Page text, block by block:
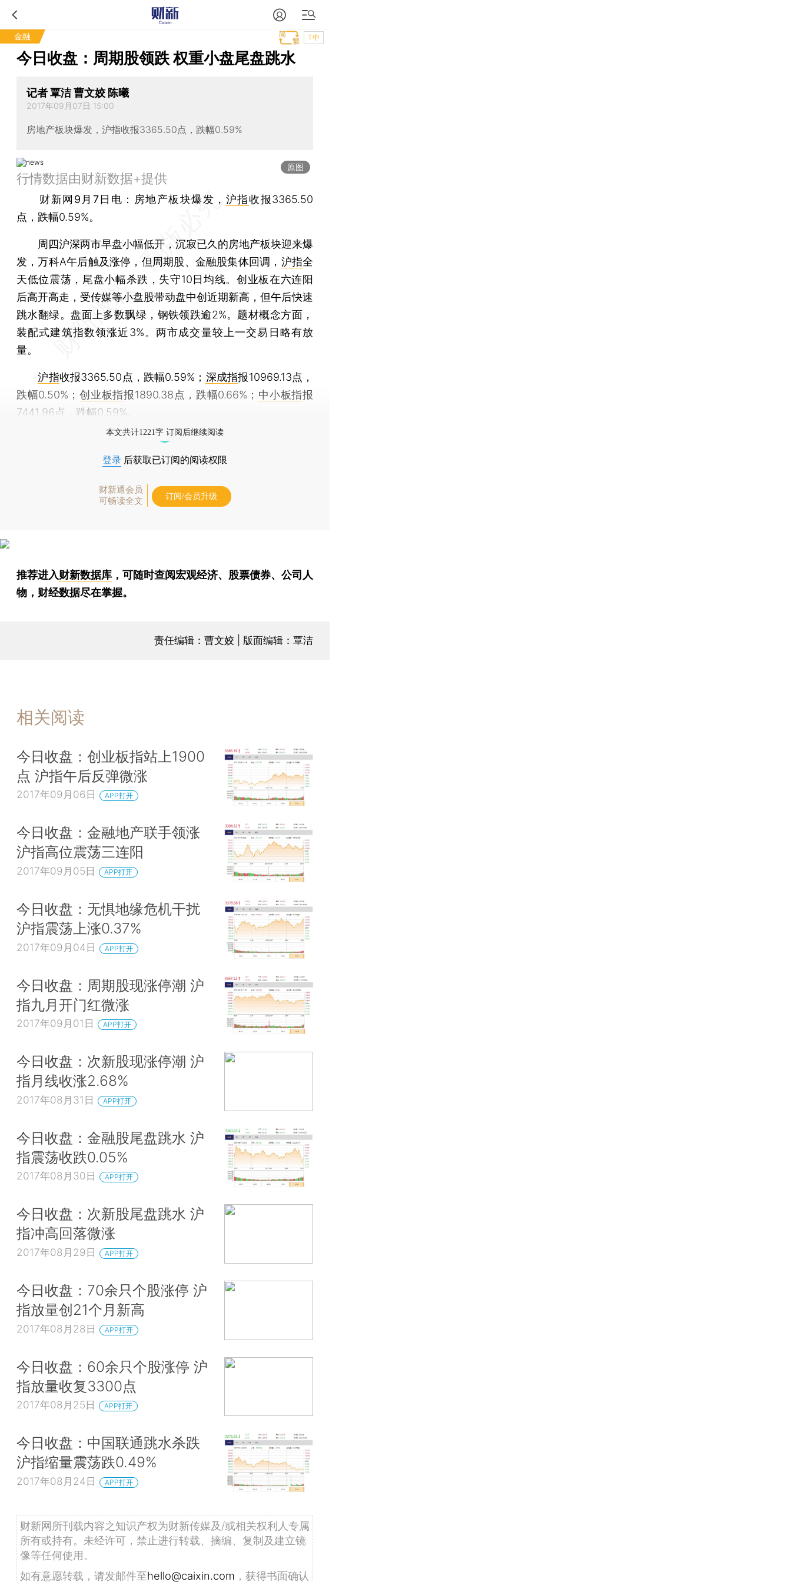
金融 T中
今日收盘：周期股领跌 权重小盘尾盘跳水
记者 覃洁 曹文姣 陈曦
2017年09月07日 15:00
房地产板块爆发，沪指收报3365.50点，跌幅0.59%
原图
行情数据由财新数据+提供
财新网9月7日电 ：房地产板块爆发， 沪指收报3365.50
点，跌幅0.59%。
周四沪深两市早盘小幅低开，沉寂已久的房地产板块迎来爆
发，万科A午后触及涨停，但周期股、金融股集体回调， 沪指全
天低位震荡，尾盘小幅杀跌，失守10日均线。创业板在六连阳
后高开高走，受传媒等小盘股带动盘中创近期新高，但午后快速
跳水翻绿。盘面上多数飘绿，钢铁领跌逾2%。题材概念方面，
装配式建筑指数领涨近3%。两市成交量较上一交易日略有放
量。
沪指收报3365.50点，跌幅0.59%； 深成指报10969.13点，
跌幅0.50%； 创业板指报1890.38点，跌幅0.66%； 中小板指报
7441.96点，跌幅0.59%。
本文共计1221字 订阅后继续阅读
登录 后获取已订阅的阅读权限
财新通会员
可畅读全文
订阅/会员升级
推荐进入财新数据库 ，可随时查阅宏观经济、股票债券、公司人
物，财经数据尽在掌握。
责任编辑：曹文姣 | 版面编辑：覃洁
相关阅读
今日收盘：创业板指站上1900
点 沪指午后反弹微涨
2017年09月06日 APP打开
今日收盘：金融地产联手领涨
沪指高位震荡三连阳
2017年09月05日 APP打开
今日收盘：无惧地缘危机干扰
沪指震荡上涨0.37%
2017年09月04日 APP打开
今日收盘：周期股现涨停潮 沪
指九月开门红微涨
2017年09月01日 APP打开
今日收盘：次新股现涨停潮 沪
指月线收涨2.68%
2017年08月31日 APP打开
今日收盘：金融股尾盘跳水 沪
指震荡收跌0.05%
2017年08月30日 APP打开
今日收盘：次新股尾盘跳水 沪
指冲高回落微涨
2017年08月29日 APP打开
今日收盘：70余只个股涨停 沪
指放量创21个月新高
2017年08月28日 APP打开
今日收盘：60余只个股涨停 沪
指放量收复3300点
2017年08月25日 APP打开
今日收盘：中国联通跳水杀跌
沪指缩量震荡跌0.49%
2017年08月24日 APP打开
财新网所刊载内容之知识产权为财新传媒及/或相关权利人专属
所有或持有。未经许可，禁止进行转载、摘编、复制及建立镜
像等任何使用。
如有意愿转载，请发邮件至hello@caixin.com ，获得书面确认